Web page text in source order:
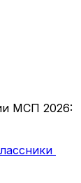
МСП 2026: